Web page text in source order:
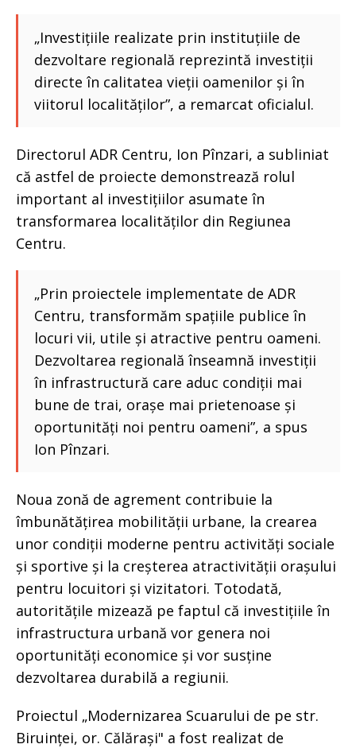
„Investițiile realizate prin instituțiile de
dezvoltare regională reprezintă investiții
directe în calitatea vieții oamenilor și în
viitorul localităților”, a remarcat oficialul.
Directorul ADR Centru, Ion Pînzari, a subliniat
că astfel de proiecte demonstrează rolul
important al investițiilor asumate în
transformarea localităților din Regiunea
Centru.
„Prin proiectele implementate de ADR
Centru, transformăm spațiile publice în
locuri vii, utile și atractive pentru oameni.
Dezvoltarea regională înseamnă investiții
în infrastructură care aduc condiții mai
bune de trai, orașe mai prietenoase și
oportunități noi pentru oameni”, a spus
Ion Pînzari.
Noua zonă de agrement contribuie la
îmbunătățirea mobilității urbane, la crearea
unor condiții moderne pentru activități sociale
și sportive și la creșterea atractivității orașului
pentru locuitori și vizitatori. Totodată,
autoritățile mizează pe faptul că investițiile în
infrastructura urbană vor genera noi
oportunități economice și vor susține
dezvoltarea durabilă a regiunii.
Proiectul „Modernizarea Scuarului de pe str.
Biruinței, or. Călărași" a fost realizat de